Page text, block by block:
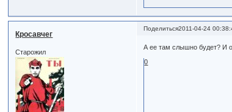
Поделиться2011-04-24
Кросавчег
Старожил
А ее там слышно будет? И
0